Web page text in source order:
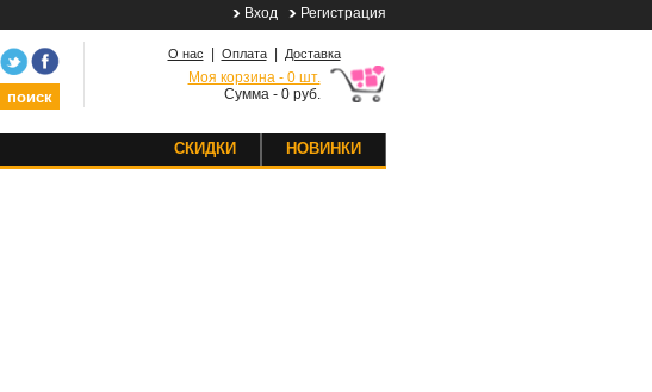
Вход Регистрация
О нас Оплата| Доставка
Моя корзина - 0 шт.
Сумма - 0 руб.
НОВИНКИ
СКИДКИ